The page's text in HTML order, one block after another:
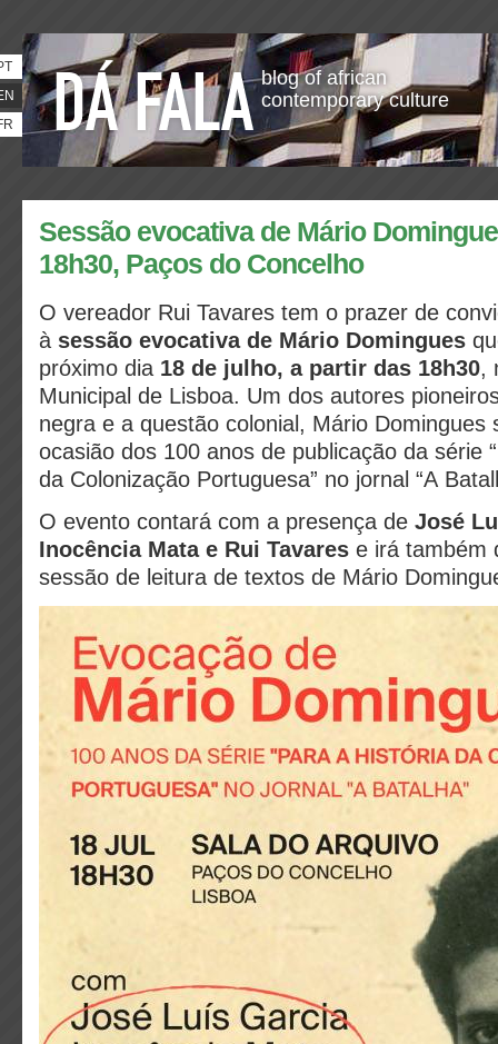
blog of african
contemporary culture
Sessão evocativa de Mário
18h30, Paços do Concelho
O vereador Rui Tavares tem o prazer de
à sessão evocativa de Mário Domingues
próximo dia 18 de julho, a partir das 18h30,
Municipal de Lisboa. Um dos autores
negra e a questão colonial, Mário Domingues
ocasião dos 100 anos de publicação da série
da Colonização Portuguesa” no jornal “A
O evento contará com a presença de José
Inocência Mata e Rui Tavares e irá também
sessão de leitura de textos de Mário